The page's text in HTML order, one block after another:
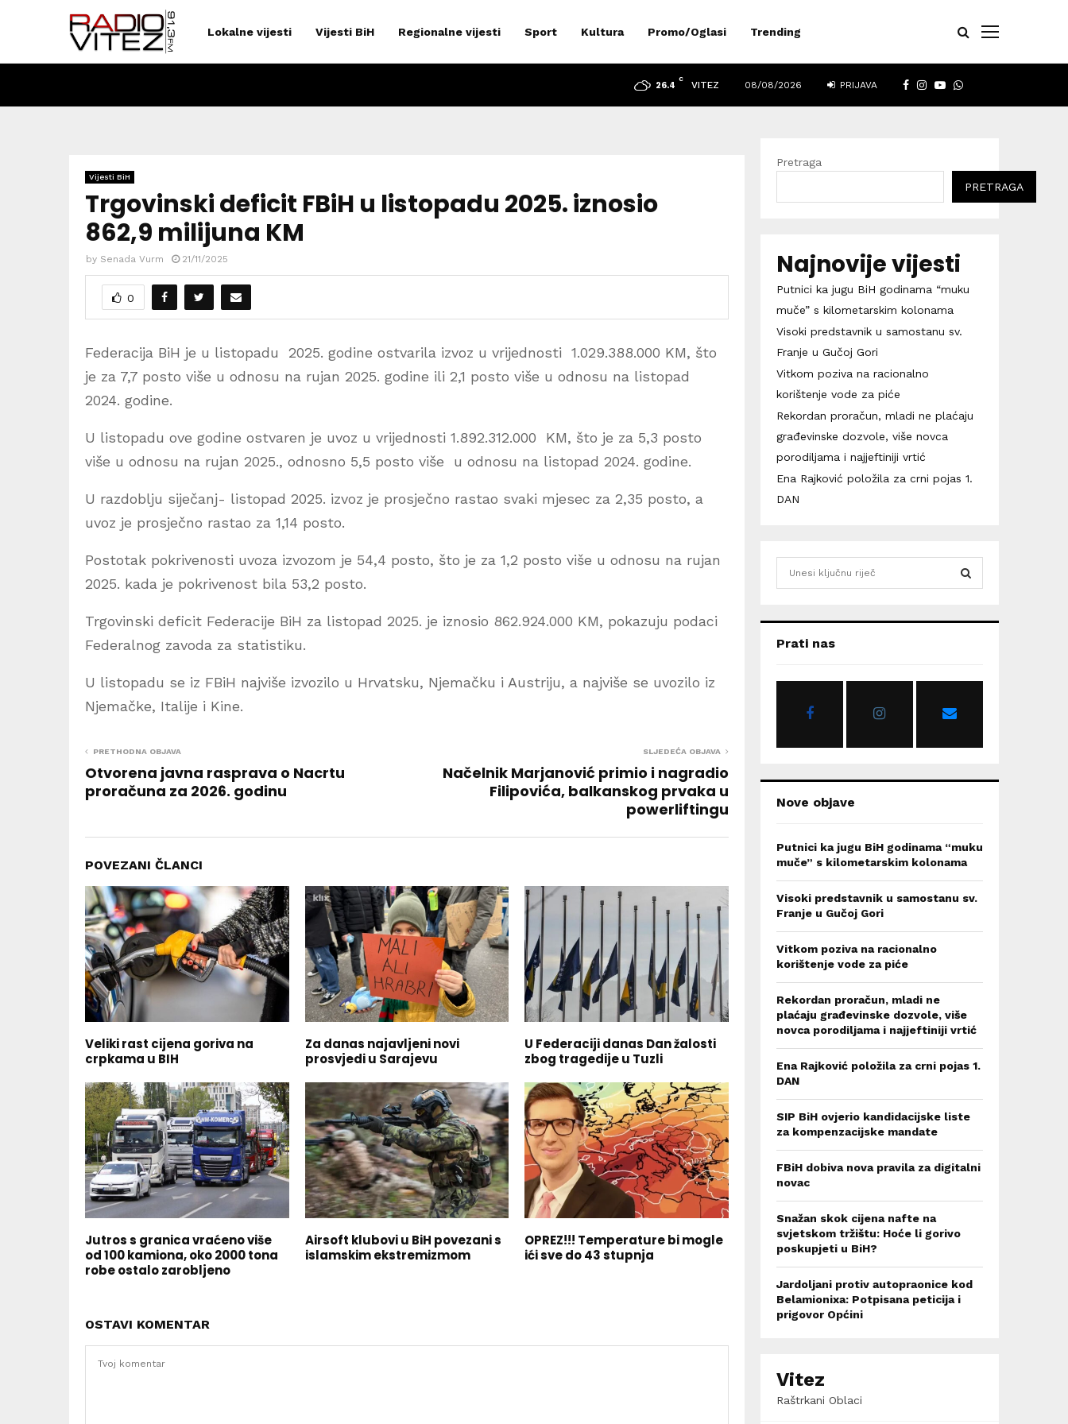
Lokalne vijesti Vijesti BiH Regionalne vijesti Sport Kultura Promo/Oglasi Trending
FACEBOOK
INSTAGRAM
YOUTUBE
WHATSAPP
26.4
C
VITEZ 08/08/2026 PRIJAVA
Vijesti BiH
Trgovinski deficit FBiH u listopadu 2025. iznosio
862,9 milijuna KM
by Senada Vurm 21/11/2025
0
Federacija BiH je u listopadu 2025. godine ostvarila izvoz u vrijednosti 1.029.388.000 KM, što
je za 7,7 posto više u odnosu na rujan 2025. godine ili 2,1 posto više u odnosu na listopad
2024. godine.
U listopadu ove godine ostvaren je uvoz u vrijednosti 1.892.312.000 KM, što je za 5,3 posto
više u odnosu na rujan 2025., odnosno 5,5 posto više u odnosu na listopad 2024. godine.
U razdoblju siječanj- listopad 2025. izvoz je prosječno rastao svaki mjesec za 2,35 posto, a
uvoz je prosječno rastao za 1,14 posto.
Postotak pokrivenosti uvoza izvozom je 54,4 posto, što je za 1,2 posto više u odnosu na rujan
2025. kada je pokrivenost bila 53,2 posto.
Trgovinski deficit Federacije BiH za listopad 2025. je iznosio 862.924.000 KM, pokazuju podaci
Federalnog zavoda za statistiku.
U listopadu se iz FBiH najviše izvozilo u Hrvatsku, Njemačku i Austriju, a najviše se uvozilo iz
Njemačke, Italije i Kine.
PRETHODNA OBJAVA
Otvorena javna rasprava o Nacrtu
proračuna za 2026. godinu
SLJEDEĆA OBJAVA
Načelnik Marjanović primio i nagradio
Filipovića, balkanskog prvaka u
powerliftingu
POVEZANI ČLANCI
Veliki rast cijena goriva na
crpkama u BIH
Za danas najavljeni novi
prosvjedi u Sarajevu
U Federaciji danas Dan žalosti
zbog tragedije u Tuzli
Jutros s granica vraćeno više
od 100 kamiona, oko 2000 tona
robe ostalo zarobljeno
Airsoft klubovi u BiH povezani s
islamskim ekstremizmom
OPREZ!!! Temperature bi mogle
ići sve do 43 stupnja
OSTAVI KOMENTAR
Pretraga
PRETRAGA
Najnovije vijesti
Putnici ka jugu BiH godinama “muku
muče” s kilometarskim kolonama
Visoki predstavnik u samostanu sv.
Franje u Gučoj Gori
Vitkom poziva na racionalno
korištenje vode za piće
Rekordan proračun, mladi ne plaćaju
građevinske dozvole, više novca
porodiljama i najjeftiniji vrtić
Ena Rajković položila za crni pojas 1.
DAN
h
o
Prati nas
Nove objave
Putnici ka jugu BiH godinama “muku
muče” s kilometarskim kolonama
Visoki predstavnik u samostanu sv.
Franje u Gučoj Gori
Vitkom poziva na racionalno
korištenje vode za piće
Rekordan proračun, mladi ne
plaćaju građevinske dozvole, više
novca porodiljama i najjeftiniji vrtić
Ena Rajković položila za crni pojas 1.
DAN
SIP BiH ovjerio kandidacijske liste
za kompenzacijske mandate
FBiH dobiva nova pravila za digitalni
novac
Snažan skok cijena nafte na
svjetskom tržištu: Hoće li gorivo
poskupjeti u BiH?
Jardoljani protiv autopraonice kod
Belamionixa: Potpisana peticija i
prigovor Općini
Vitez
Raštrkani Oblaci